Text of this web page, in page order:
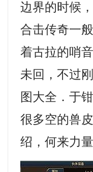
边界的时候
合击传奇一
着古拉的哨
未回，不过
图大全．于
很多空的兽
绍，何来力